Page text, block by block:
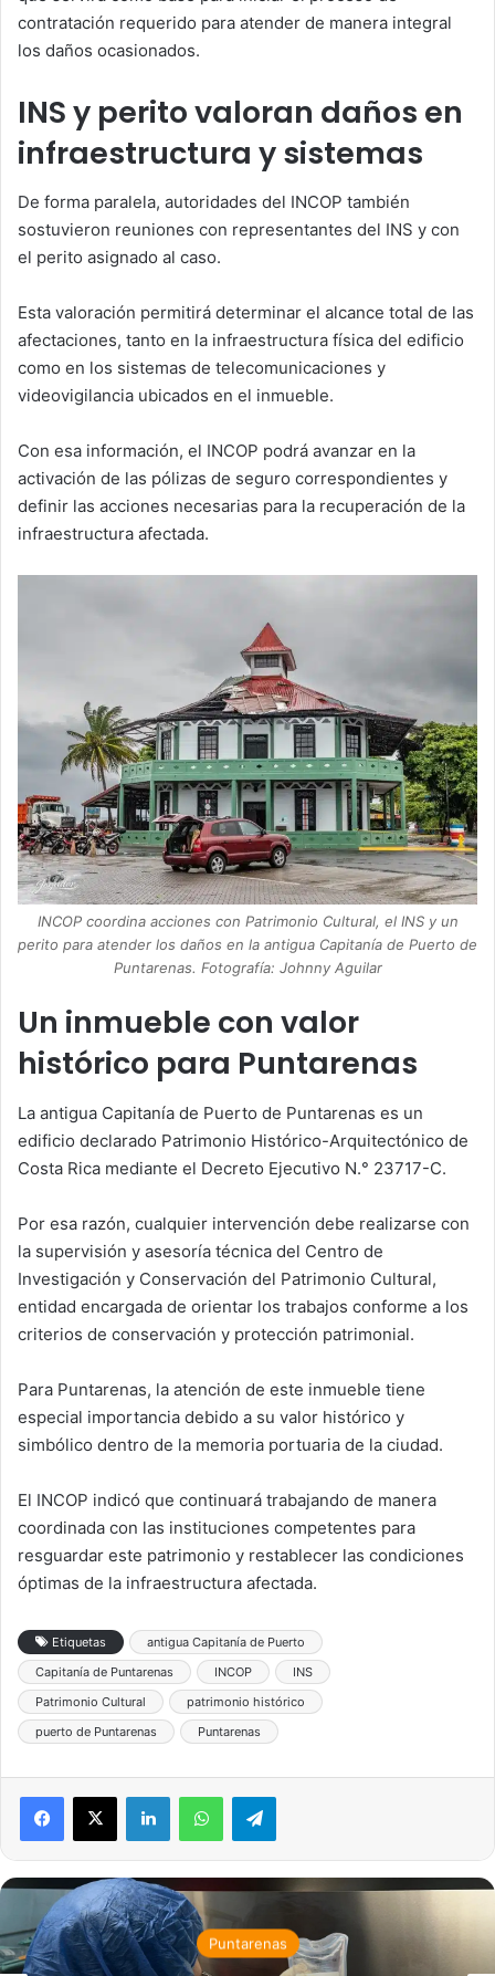
contratación requerido para atender de manera integral
los daños ocasionados.
INS y perito valoran daños en
infraestructura y sistemas
De forma paralela, autoridades del INCOP también
sostuvieron reuniones con representantes del INS y con
el perito asignado al caso.
Esta valoración permitirá determinar el alcance total de las
afectaciones, tanto en la infraestructura física del edificio
como en los sistemas de telecomunicaciones y
videovigilancia ubicados en el inmueble.
Con esa información, el INCOP podrá avanzar en la
activación de las pólizas de seguro correspondientes y
definir las acciones necesarias para la recuperación de la
infraestructura afectada.
INCOP coordina acciones con Patrimonio Cultural, el INS y un
perito para atender los daños en la antigua Capitanía de Puerto de
Puntarenas. Fotografía: Johnny Aguilar
Un inmueble con valor
histórico para Puntarenas
La antigua Capitanía de Puerto de Puntarenas es un
edificio declarado Patrimonio Histórico-Arquitectónico de
Costa Rica mediante el Decreto Ejecutivo N.° 23717-C.
Por esa razón, cualquier intervención debe realizarse con
la supervisión y asesoría técnica del Centro de
Investigación y Conservación del Patrimonio Cultural,
entidad encargada de orientar los trabajos conforme a los
criterios de conservación y protección patrimonial.
Para Puntarenas, la atención de este inmueble tiene
especial importancia debido a su valor histórico y
simbólico dentro de la memoria portuaria de la ciudad.
El INCOP indicó que continuará trabajando de manera
coordinada con las instituciones competentes para
resguardar este patrimonio y restablecer las condiciones
óptimas de la infraestructura afectada.
Etiquetas
antigua Capitanía de Puerto
Capitanía de Puntarenas
INCOP
INS
Patrimonio Cultural
patrimonio histórico
puerto de Puntarenas
Puntarenas
LinkedInWhatsAppTelegram
Puntarenas